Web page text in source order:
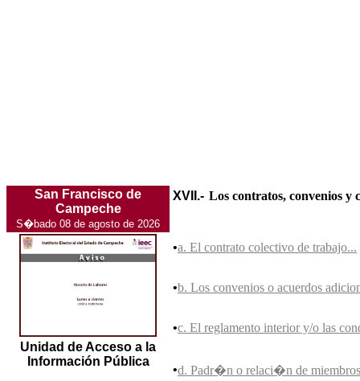
San Francisco de
Campeche
S�bado 08 de agosto de 2026
Unidad de Acceso a la
Información Pública
XVII.- Los contratos, convenios y
•a. El contrato colectivo de trabajo...
•b. Los convenios o acuerdos
•c. El reglamento interior y/o las
•d. Padr�n o relaci�n de